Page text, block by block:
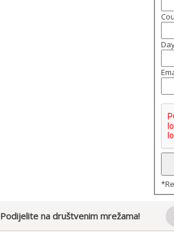
*
Podijelite na društvenim mrežama!